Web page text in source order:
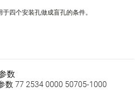
四个安装孔做成盲孔的条件。
数
数 77 2534 0000 50705-1000